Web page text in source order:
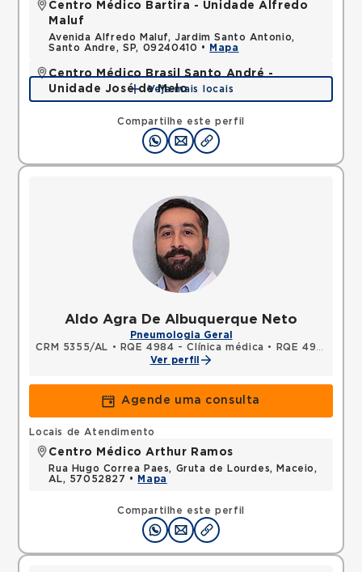
Compartilhe este perfil
Centro Médico Bartira - Unidade Alfredo
Maluf
Avenida Alfredo Maluf, Jardim Santo Antonio,
Santo Andre, SP, 09240410 •
Mapa
Centro Médico Brasil Santo André -
Unidade José de Melo
Rua Jose de Melo, Vila Dora, Santo Andre, SP,
09030580 •Mapa
Veja mais locais
Aldo Agra De Albuquerque Neto
Pneumologia Geral
CRM 5355/AL • RQE 4984 - Clínica médica •
RQE 4985 - Pneumologia
Ver perfil
Agende uma consulta
Compartilhe este perfil
Locais de Atendimento
Centro Médico Arthur Ramos
Rua Hugo Correa Paes, Gruta de Lourdes, Maceio,
AL, 57052827 •
Mapa